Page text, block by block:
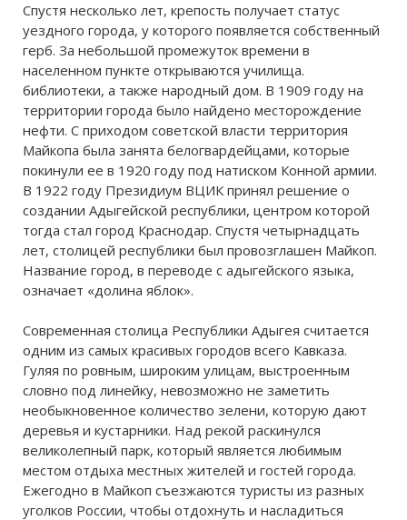
Спустя несколько лет, крепость получает статус
уездного города, у которого появляется собственный
герб. За небольшой промежуток времени в
населенном пункте открываются училища.
библиотеки, а также народный дом. В 1909 году на
территории города было найдено месторождение
нефти. С приходом советской власти территория
Майкопа была занята белогвардейцами, которые
покинули ее в 1920 году под натиском Конной армии.
В 1922 году Президиум ВЦИК принял решение о
создании Адыгейской республики, центром которой
тогда стал город Краснодар. Спустя четырнадцать
лет, столицей республики был провозглашен Майкоп.
Название город, в переводе с адыгейского языка,
означает «долина яблок».
Современная столица Республики Адыгея считается
одним из самых красивых городов всего Кавказа.
Гуляя по ровным, широким улицам, выстроенным
словно под линейку, невозможно не заметить
необыкновенное количество зелени, которую дают
деревья и кустарники. Над рекой раскинулся
великолепный парк, который является любимым
местом отдыха местных жителей и гостей города.
Ежегодно в Майкоп съезжаются туристы из разных
уголков России, чтобы отдохнуть и насладиться